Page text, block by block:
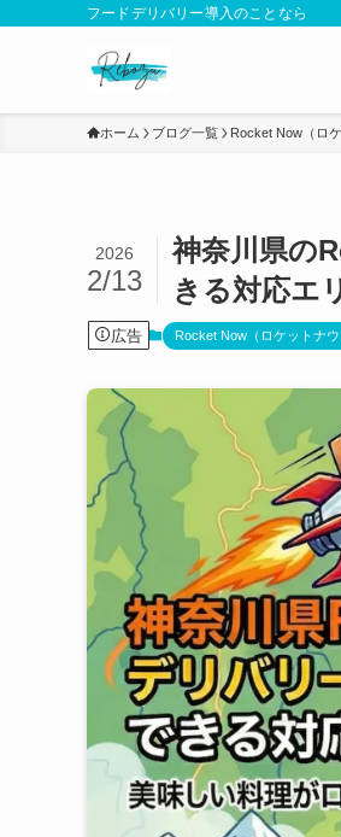
フードデリバリー導入のことなら
ホーム ブログ一覧 Rocket Now（ロ
神奈川県の
きる対応エ
2026
2/13
広告 Rocket Now（ロケットナウ